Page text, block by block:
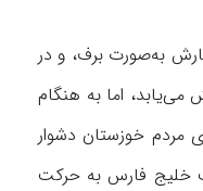
در نواحی کوهستانی بارش به‌صورت برف، و در
اما به هنگام
مردم خوزستان دشوار
کوهستانی به سمت خلیج فارس به حرکت